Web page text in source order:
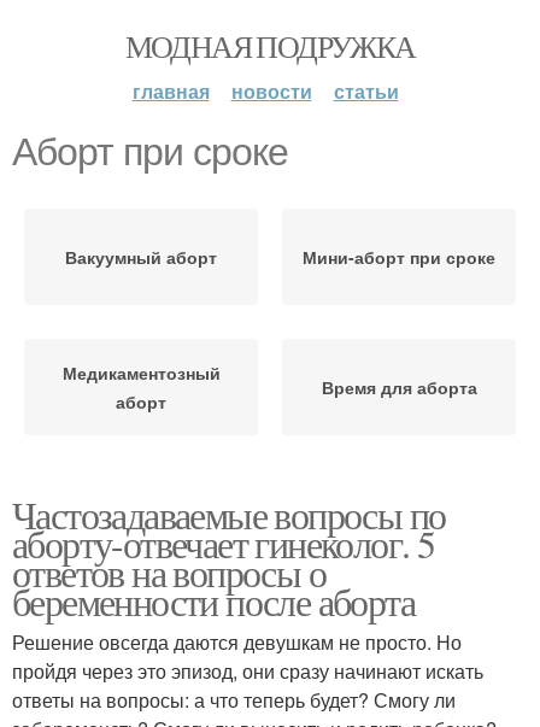
МОДНАЯ ПОДРУЖКА
главная новости статьи
Аборт при сроке
Вакуумный аборт Мини-аборт при сроке
Медикаментозный
аборт
Время для аборта
Частозадаваемые вопросы по
аборту-отвечает гинеколог. 5
ответов на вопросы о
беременности после аборта
Решение овсегда даются девушкам не просто. Но
пройдя через это эпизод, они сразу начинают искать
ответы на вопросы: а что теперь будет? Смогу ли